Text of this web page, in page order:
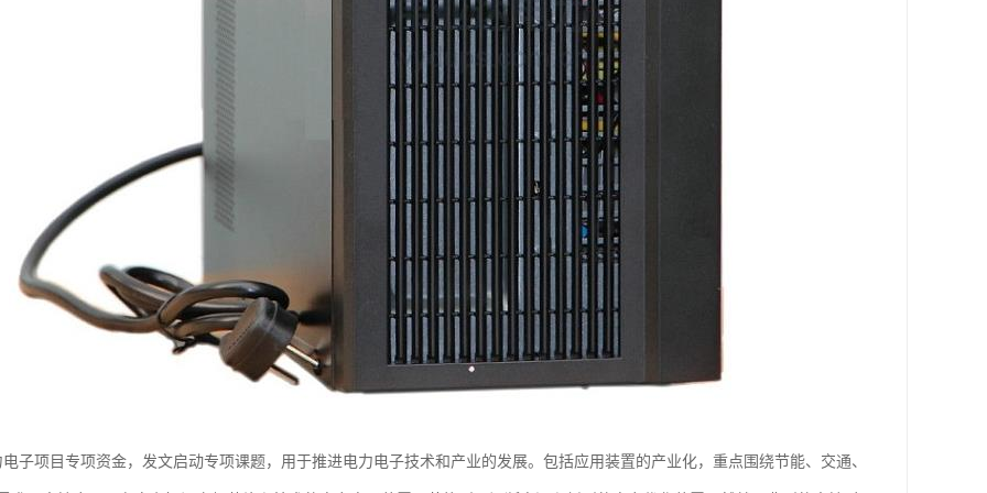
子项目专项资金，发文启动专项课题，用于推进电力电子技术和产业的发展。包括应用装置的产业化，重点围绕节能、交通、